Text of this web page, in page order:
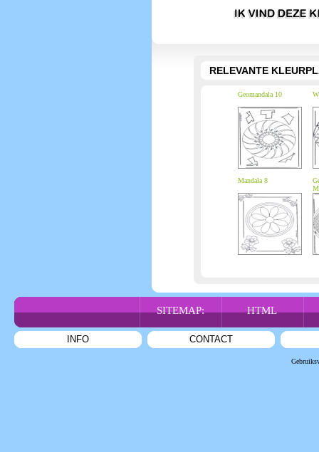
RELEVANTE
Geomandala 10
Mandala 8
SITEMAP: HTML
INFO CONTACT